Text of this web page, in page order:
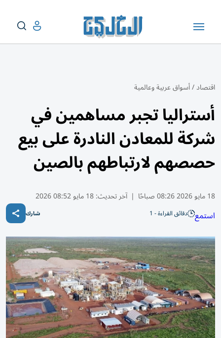
اقتصاد/أسواق عربية وعالمية
أستراليا تجبر مساهمين في
شركة للمعادن النادرة على بيع
حصصهم لارتباطهم بالصين
18 مايو 2026 08:26 صباحًا | آخر تحديث:18 مايو 08:52 2026
استمع دقائق القراءة - 1 شارك